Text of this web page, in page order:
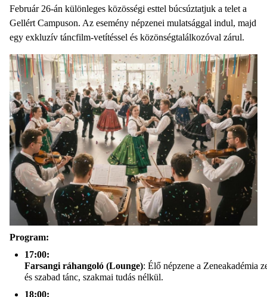
Február 26-án különleges közösségi esttel búcsúztatjuk a telet a
Gellért Campuson. Az esemény népzenei mulatsággal indul, majd
egy exkluzív táncfilm-vetítéssel és közönségtalálkozóval zárul.
Program:
17:00:
Farsangi ráhangoló (Lounge): Élő népzene a Zeneakadémia
és szabad tánc, szakmai tudás nélkül.
18:00: